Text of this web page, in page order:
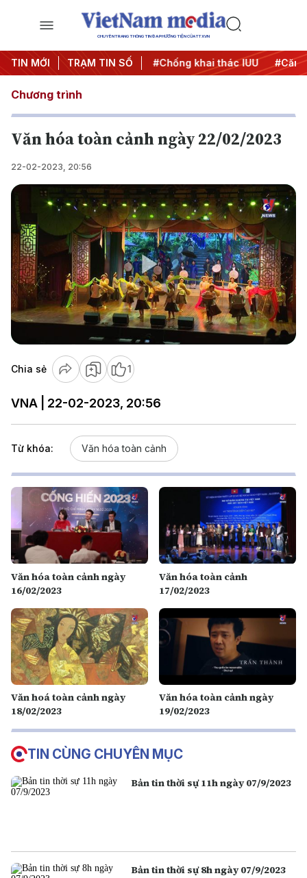
CHUYÊN TRANG THÔNG TIN ĐA PHƯƠNG TIỆN CỦA TTXVN
TIN MỚI TRẠM TIN SỐ
#Chiến dịch 500 ngày đêm #Chống khai thác IUU
Chương trình
Văn hóa toàn cảnh ngày 22/02/2023
22-02-2023, 20:56
Play
Video
Chia sẻ 1
VNA | 22-02-2023, 20:56
Từ khóa: Văn hóa toàn cảnh
Văn hóa toàn cảnh ngày
16/02/2023
Văn hóa toàn cảnh
17/02/2023
Văn hoá toàn cảnh ngày
18/02/2023
Văn hóa toàn cảnh ngày
19/02/2023
TIN CÙNG CHUYÊN MỤC
Bản tin thời sự 11h ngày 07/9/2023
Bản tin thời sự 8h ngày 07/9/2023